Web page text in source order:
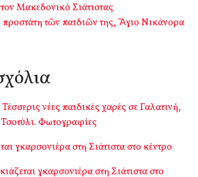
Μακεδονικό Σιάτιστας
προστάτη τῶν παιδιῶν της, Ἅγιο Νικάνορα
νέες παιδικές χαρές σε Γαλατινή,
Φωτογραφίες
γκαρσονιέρα στη Σιάτιστα στο κέντρο
γκαρσονιέρα στη Σιάτιστα στο